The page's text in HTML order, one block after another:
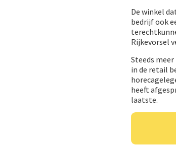
De winkel
bedrijf ook
Rijkevorsel
Steeds
in de retail
heeft
laatste.